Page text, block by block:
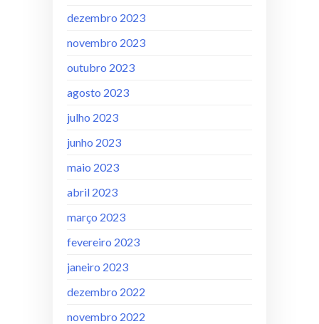
dezembro 2023
novembro 2023
outubro 2023
agosto 2023
julho 2023
junho 2023
maio 2023
abril 2023
março 2023
fevereiro 2023
janeiro 2023
dezembro 2022
novembro 2022